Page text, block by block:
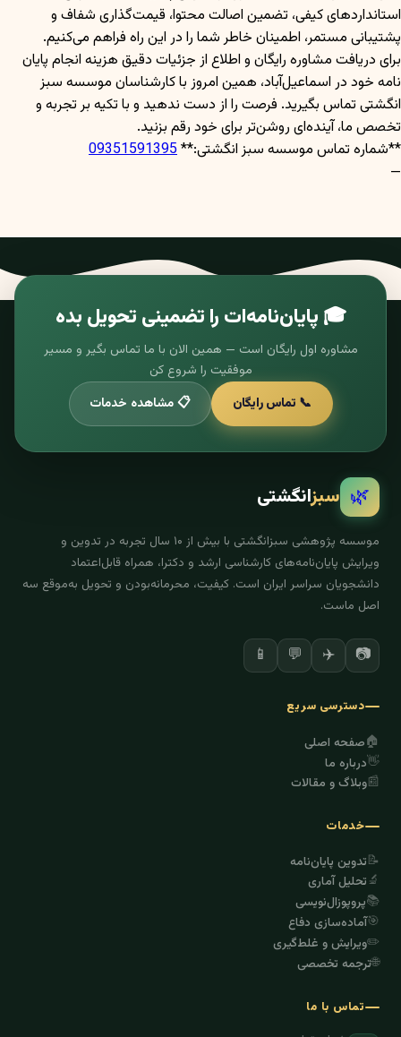
استانداردهای کیفی، تضمین اصالت محتوا، قیمت‌گذاری شفاف و
پشتیبانی مستمر، اطمینان خاطر شما را در این راه فراهم می‌کنیم.
برای دریافت مشاوره رایگان و اطلاع از جزئیات دقیق هزینه انجام پایان
نامه خود در اسماعیل‌آباد، همین امروز با کارشناسان موسسه سبز
انگشتی تماس بگیرید. فرصت را از دست ندهید و با تکیه بر تجربه و
تخصص ما، آینده‌ای روشن‌تر برای خود رقم بزنید.
**شماره تماس موسسه سبز انگشتی:**09351591395
—
🎓 پایان‌نامه‌ات را تضمینی تحویل بده
مشاوره اول رایگان است — همین الان با ما تماس بگیر و مسیر
موفقیت را شروع کن
📞 تماس رایگان
📋 مشاهده خدمات
🌿 سبزانگشتی
موسسه پژوهشی سبزانگشتی با بیش از ۱۰ سال تجربه در تدوین و
ویرایش پایان‌نامه‌های کارشناسی ارشد و دکترا، همراه قابل‌اعتماد
دانشجویان سراسر ایران است. کیفیت، محرمانه‌بودن و تحویل به‌موقع سه
اصل ماست.
📷
✈️
💬
📱
دسترسی سریع
🏠صفحه اصلی
👋درباره ما
📰وبلاگ و مقالات
خدمات
📝تدوین پایان‌نامه
🔬تحلیل آماری
📚پروپوزال‌نویسی
🎯آماده‌سازی دفاع
✏️ویرایش و غلط‌گیری
🌐ترجمه تخصصی
تماس با ما